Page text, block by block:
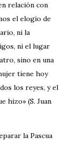
relación con
el elogio de
ni la
ni el lugar
sino en una
tiene hoy
los reyes, y el
hizo» (S. Juan
la Pascua